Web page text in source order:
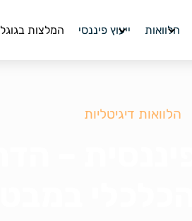
הלוואות ייעוץ פיננסי המלצות בגוגל
הלוואות דיגיטליות